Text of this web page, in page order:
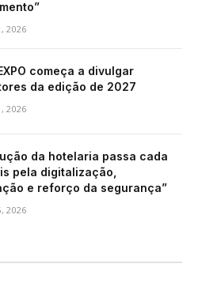
2026
começa a divulgar
da edição de 2027
2026
da hotelaria passa cada
pela digitalização,
e reforço da segurança”
2026